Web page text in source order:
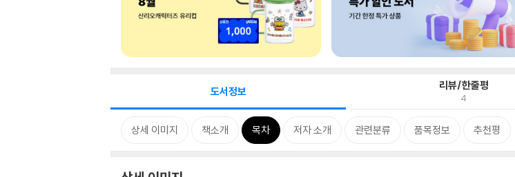
도서정보 리뷰/한줄평
4
상세 이미지 책소개 목차 저자 소개 관련분류 품목정보 추천평